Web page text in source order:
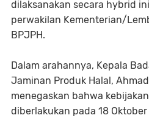
dilaksanakan secara hybrid
perwakilan Kementerian/
BPJPH.
Dalam arahannya, Kepala
Jaminan Produk Halal,
menegaskan bahwa
diberlakukan pada 18